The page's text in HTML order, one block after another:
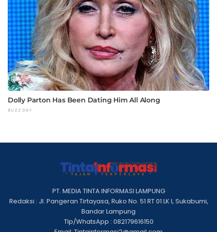
PT. MEDIA TINTA INFORMASI LAMPUNG
Redaksi : Jl. Pangeran Tirtayasa, Ruko No. 51 RT 01 LK I, Sukabumi,
Bandar Lampung
Tlp/WhatsApp : 082179616150